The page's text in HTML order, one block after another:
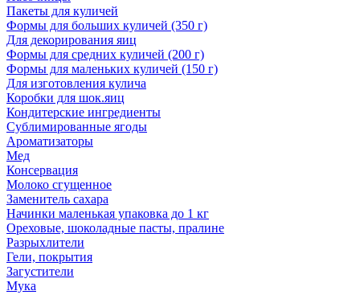
Пакеты для куличей
Формы для больших куличей (350 г)
Для декорирования яиц
Формы для средних куличей (200 г)
Формы для маленьких куличей (150 г)
Для изготовления кулича
Коробки для шок.яиц
Кондитерские ингредиенты
Сублимированные ягоды
Ароматизаторы
Мед
Консервация
Молоко сгущенное
Заменитель сахара
Начинки маленькая упаковка до 1 кг
Ореховые, шоколадные пасты, пралине
Разрыхлители
Гели, покрытия
Загустители
Мука